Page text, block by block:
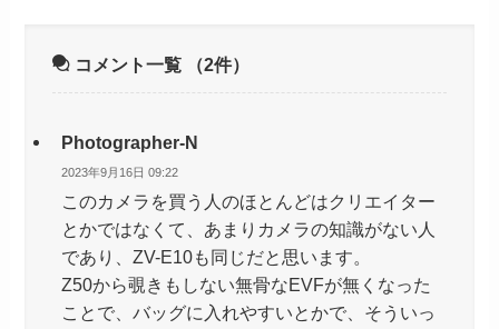
コメント一覧 （2件）
Photographer-N
2023年9月16日 09:22
このカメラを買う人のほとんどはクリエイター
とかではなくて、あまりカメラの知識がない人
であり、ZV-E10も同じだと思います。
Z50から覗きもしない無骨なEVFが無くなった
ことで、バッグに入れやすいとかで、そういっ